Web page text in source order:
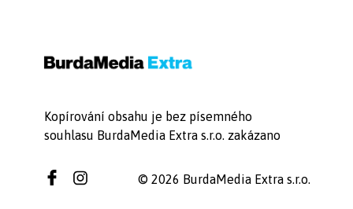
Kopírování obsahu je bez písemného
souhlasu BurdaMedia Extra s.r.o. zakázano
© 2026 BurdaMedia Extra s.r.o.